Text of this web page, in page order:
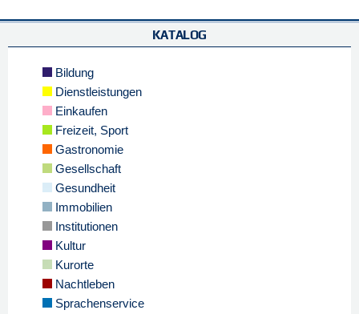
KATALOG
Bildung
Dienstleistungen
Einkaufen
Freizeit, Sport
Gastronomie
Gesellschaft
Gesundheit
Immobilien
Institutionen
Kultur
Kurorte
Nachtleben
Sprachenservice